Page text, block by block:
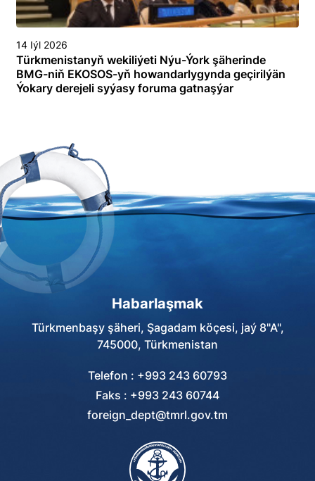
14 Iýl 2026
Türkmenistanyň wekiliýeti Nýu-Ýork şäherinde
BMG-niň EKOSOS-yň howandarlygynda geçirilýän
Ýokary derejeli syýasy foruma gatnaşýar
Habarlaşmak
Türkmenbaşy şäheri, Şagadam köçesi, jaý 8"A",
745000, Türkmenistan
Telefon : +993 243 60793
Faks : +993 243 60744
foreign_dept@tmrl.gov.tm